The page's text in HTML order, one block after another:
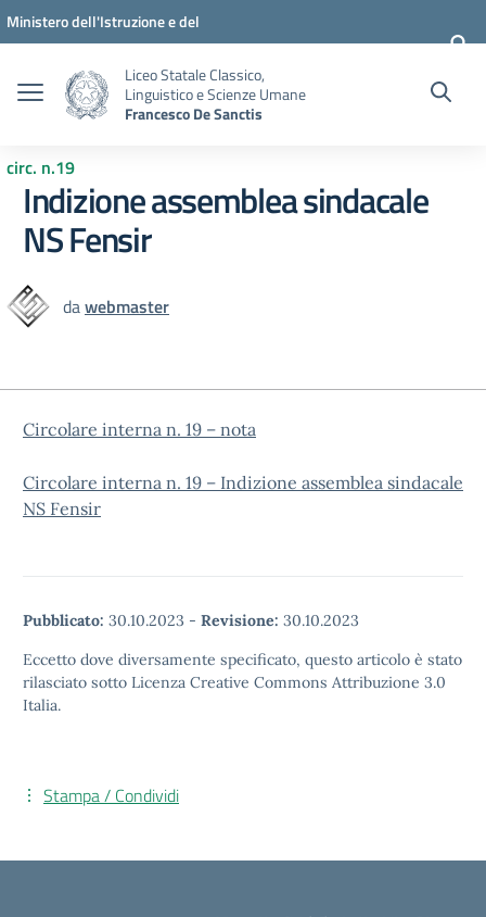
Vai ai contenuti
Vai al menu di navigazione
Vai al footer
Ministero dell'Istruzione e del
Liceo Statale Classico,
Linguistico e Scienze Umane
Francesco De Sanctis
circ. n.19
Indizione assemblea sindacale
NS Fensir
dawebmaster
Circolare interna n. 19 – nota
Circolare interna n. 19 – Indizione assemblea sindacale
NS Fensir
Pubblicato: 30.10.2023 - Revisione: 30.10.2023
Eccetto dove diversamente specificato, questo articolo è stato
rilasciato sotto Licenza Creative Commons Attribuzione 3.0
Italia.
Stampa / Condividi